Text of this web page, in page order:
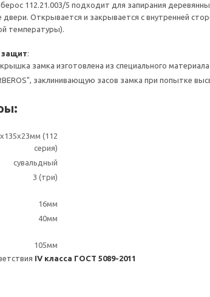
112.21.003/5 подходит для запирания
Открывается и закрывается с внутренней
температуры).
:
замка изготовлена из специального
заклинивающую засов замка при попытке
(112
серия)
сувальдный
3 (три)
16мм
40мм
105мм
IV класса ГОСТ 5089-2011